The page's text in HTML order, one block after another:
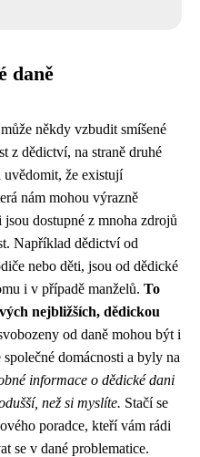
daně
někdy vzbudit smíšené
z dědictví, na straně druhé
uvědomit, že existují
nám mohou výrazně
dostupné z mnoha zdrojů
Například dědictví od
nebo děti, jsou od dědické
i v případě manželů. To
nejbližších, dědickou
od daně mohou být i
domácnosti a byly na
informace o dědické dani
než si myslíte. Stačí se
poradce, kteří vám rádi
se v dané problematice.